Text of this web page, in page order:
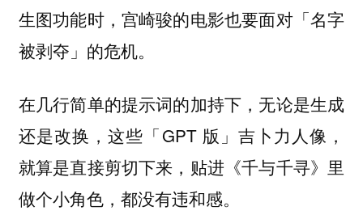
生图功能时，宫崎骏的电影也要面对「名字
被剥夺」的危机。
在几行简单的提示词的加持下，无论是生成
还是改换，这些「GPT 版」吉卜力人像，
就算是直接剪切下来，贴进《千与千寻》里
做个小角色，都没有违和感。